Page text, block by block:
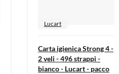
Lucart
Carta igienica Strong 4 -
2 veli - 496 strappi -
bianco - Lucart - pacco